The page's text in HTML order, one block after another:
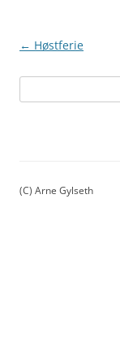
Innleggsnavigasjon
← Høstferie
ø
t
(C) Arne Gylseth